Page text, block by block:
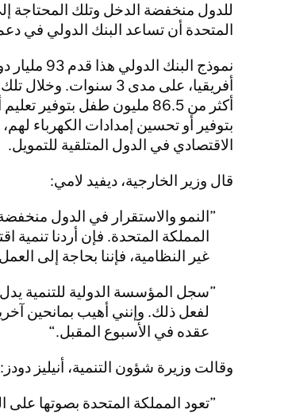
للدول منخفضة الدخل وتلك
المتحدة أن تساعد البنك الدولي في دعم ما يفوق 1.9 مليار شخص
أفريقيا، على مدى 3
بتوفير أو تحسين إمدادات الكهرباء
الاقتصادي في الدول المتلقية للتمويل.
قال وزير الخارجية، ديفيد لامي:
النمو والاستقرار في الدول
المملكة المتحدة. فإن أردنا تنمية
غير النظامية، فإننا بحاجة إلى
سجل المؤسسة الدولية للتنمية
لفعل ذلك. وإنني أهيب بمانحين
عقده في الأسبوع المقبل.
وقالت وزيرة شؤون التنمية، أنيليز دودز:
تعود المملكة المتحدة بصوتها على